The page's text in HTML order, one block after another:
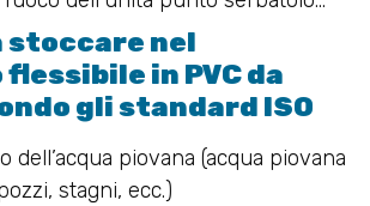
stoccare nel
in PVC da
gli standard ISO
dell’acqua piovana (acqua piovana
stagni, ecc.)